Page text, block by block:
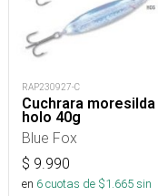
RAP230927-C
Cuchrara moresilda
holo 40g
Blue Fox
$ 9.990
en 6cuotas de $1.665sin